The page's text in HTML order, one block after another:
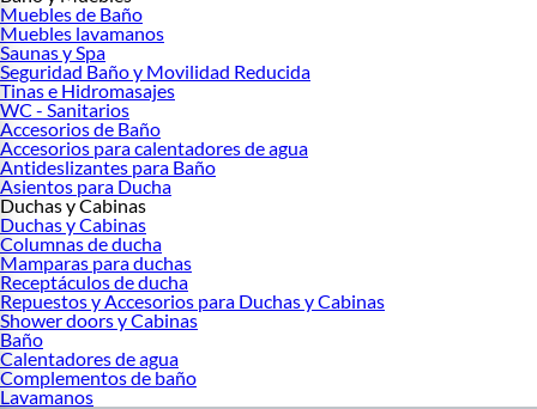
Muebles de Baño
Muebles lavamanos
Saunas y Spa
Seguridad Baño y Movilidad Reducida
Tinas e Hidromasajes
WC - Sanitarios
Accesorios de Baño
Accesorios para calentadores de agua
Antideslizantes para Baño
Asientos para Ducha
Duchas y Cabinas
Duchas y Cabinas
Columnas de ducha
Mamparas para duchas
Receptáculos de ducha
Repuestos y Accesorios para Duchas y Cabinas
Shower doors y Cabinas
Baño
Calentadores de agua
Complementos de baño
Lavamanos